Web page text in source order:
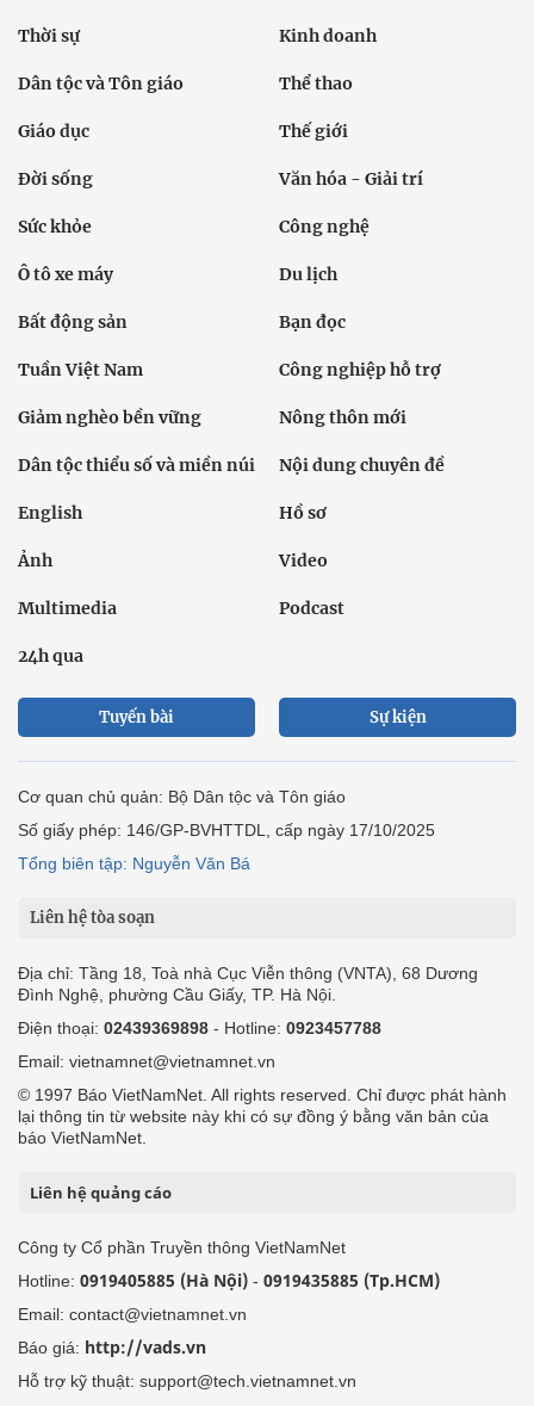
Thời sự Kinh doanh
Dân tộc và Tôn giáo Thể thao
Giáo dục Thế giới
Đời sống Văn hóa - Giải trí
Sức khỏe Công nghệ
Ô tô xe máy Du lịch
Bất động sản Bạn đọc
Tuần Việt Nam Công nghiệp hỗ trợ
Giảm nghèo bền vững Nông thôn mới
Dân tộc thiểu số và miền núi Nội dung chuyên đề
English Hồ sơ
Ảnh Video
Multimedia Podcast
24h qua
Tuyến bài Sự kiện
Cơ quan chủ quản: Bộ Dân tộc và Tôn giáo
Số giấy phép: 146/GP-BVHTTDL, cấp ngày 17/10/2025
Tổng biên tập: Nguyễn Văn Bá
Liên hệ tòa soạn
Địa chỉ: Tầng 18, Toà nhà Cục Viễn thông (VNTA), 68 Dương
Đình Nghệ, phường Cầu Giấy, TP. Hà Nội.
Điện thoại: 02439369898 - Hotline: 0923457788
Email: vietnamnet@vietnamnet.vn
© 1997 Báo VietNamNet. All rights reserved. Chỉ được phát hành
lại thông tin từ website này khi có sự đồng ý bằng văn bản của
báo VietNamNet.
Liên hệ quảng cáo
Công ty Cổ phần Truyền thông VietNamNet
Hotline: 0919405885 (Hà Nội) - 0919435885 (Tp.HCM)
Email: contact@vietnamnet.vn
Báo giá: http://vads.vn
Hỗ trợ kỹ thuật: support@tech.vietnamnet.vn